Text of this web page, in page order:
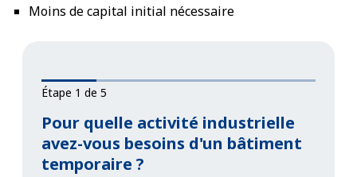
Moins de capital initial nécessaire
Étape 1 de 5
Pour quelle activité industrielle
avez-vous besoins d'un bâtiment
temporaire ?